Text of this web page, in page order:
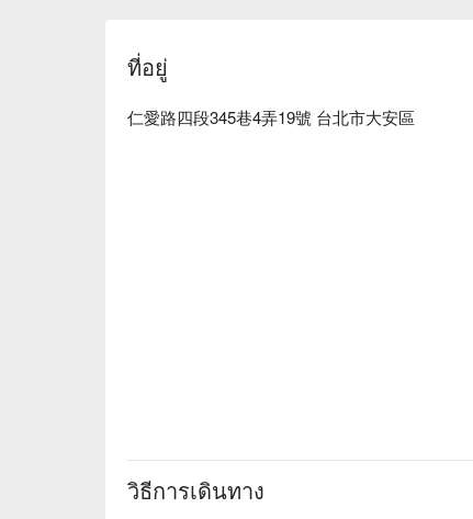
ที่อยู่
仁愛路四段345巷4弄19號 台北市大安區
วิธีการเดินทาง